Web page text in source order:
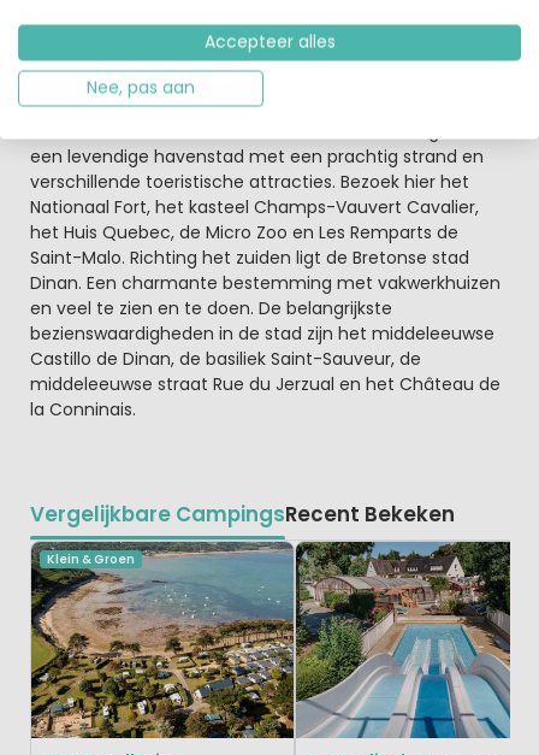
dichtstbijzijnde zandstrand ligt op 700 meter afstand. Dit
is het strand van Briantais. Nog een leuke tip is om ook
naar Plage Saint-Sieuc, een schilderachtig strand, te
gaan. Hier kun je ook windsurfen en kitesurfen. Vergeet
een levendige havenstad met een prachtig strand en
verschillende toeristische attracties. Bezoek hier het
Nationaal Fort, het kasteel Champs-Vauvert Cavalier,
het Huis Quebec, de Micro Zoo en Les Remparts de
Saint-Malo. Richting het zuiden ligt de Bretonse stad
Dinan. Een charmante bestemming met vakwerkhuizen
en veel te zien en te doen. De belangrijkste
bezienswaardigheden in de stad zijn het middeleeuwse
Castillo de Dinan, de basiliek Saint-Sauveur, de
middeleeuwse straat Rue du Jerzual en het Château de
la Conninais.
Vergelijkbare CampingsRecent Bekeken
Klein & Groen
Accepteer alles
Nee, pas aan